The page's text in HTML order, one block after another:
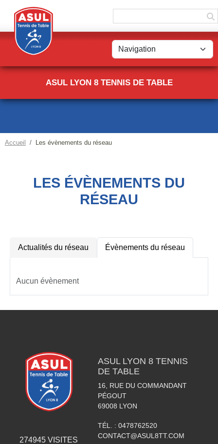
ASUL LYON 8 TENNIS DE TABLE
Accueil Les évènements du réseau
LES ÉVÈNEMENTS DU
RÉSEAU
Actualités du réseau Évènements du réseau
Aucun évènement
274945 VISITES
ASUL LYON 8 TENNIS
DE TABLE
16, RUE DU COMMANDANT
PÉGOUT
69008 LYON
TÉL. : 0478762520
CONTACT@ASUL8TT.COM
Panneau de gestion des cookies